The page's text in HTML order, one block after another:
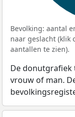
Bevolking: aantal
naar geslacht (klik
aantallen te zien).
De donutgrafiek
vrouw of man.